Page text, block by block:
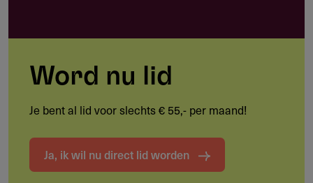
Organisaties, stichtingen en projecten met een
maatschappelijk doel binnen de thema's mens, natuur of
Word nu lid
Je bent al lid voor slechts € 55,- per maand!
Ja, ik wil nu direct lid worden